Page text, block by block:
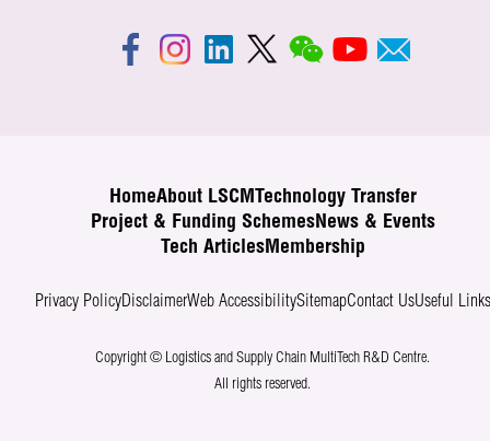
HomeAbout LSCM
Technology Transfer
Project & Funding SchemesNews & Events
Tech ArticlesMembership
Privacy PolicyDisclaimerWeb AccessibilitySitemapContact UsUseful Links
Copyright © Logistics and Supply Chain MultiTech R&D Centre.
All rights reserved.